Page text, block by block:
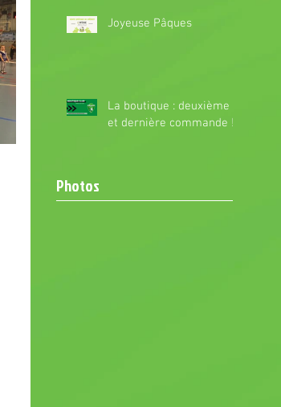
Joyeuse Pâques
La boutique : deuxième
et dernière commande !
Photos